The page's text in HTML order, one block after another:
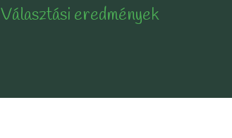
Választási eredmények